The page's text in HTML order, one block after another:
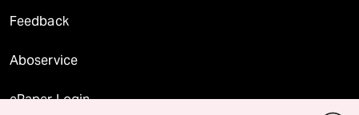
Feedback
Aboservice
ePaper Login